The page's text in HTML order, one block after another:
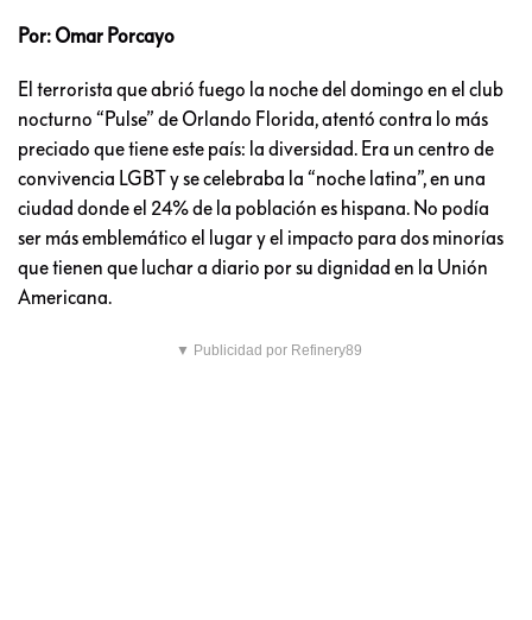
Por: Omar Porcayo
El terrorista que abrió fuego la noche del domingo en el club
nocturno “Pulse” de Orlando Florida, atentó contra lo más
preciado que tiene este país: la diversidad. Era un centro de
convivencia LGBT y se celebraba la “noche latina”, en una
ciudad donde el 24% de la población es hispana. No podía
ser más emblemático el lugar y el impacto para dos minorías
que tienen que luchar a diario por su dignidad en la Unión
Americana.
▼ Publicidad por Refinery89